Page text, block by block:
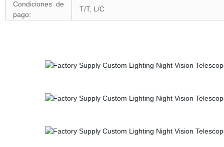
Condiciones de
pago:
T/T, L/C